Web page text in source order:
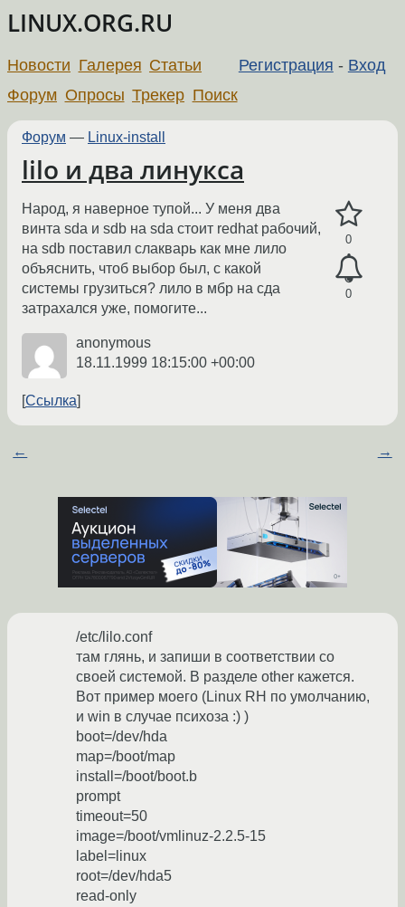
LINUX.ORG.RU
Регистрация - Вход
Новости Галерея Статьи
Форум Опросы Трекер Поиск
Форум — Linux-install
lilo и два линукса
0
0
Народ, я наверное тупой... У меня два
винта sda и sdb на sda стоит redhat рабочий,
на sdb поставил слакварь как мне лило
объяснить, чтоб выбор был, с какой
системы грузиться? лило в мбр на сда
затрахался уже, помогите...
anonymous
18.11.1999 18:15:00 +00:00
Ссылка
← →
/etc/lilo.conf
там глянь, и запиши в соответствии со
своей системой. В разделе other кажется.
Вот пример моего (Linux RH по умолчанию,
и win в случае психоза :) )
boot=/dev/hda
map=/boot/map
install=/boot/boot.b
prompt
timeout=50
image=/boot/vmlinuz-2.2.5-15
label=linux
root=/dev/hda5
read-only